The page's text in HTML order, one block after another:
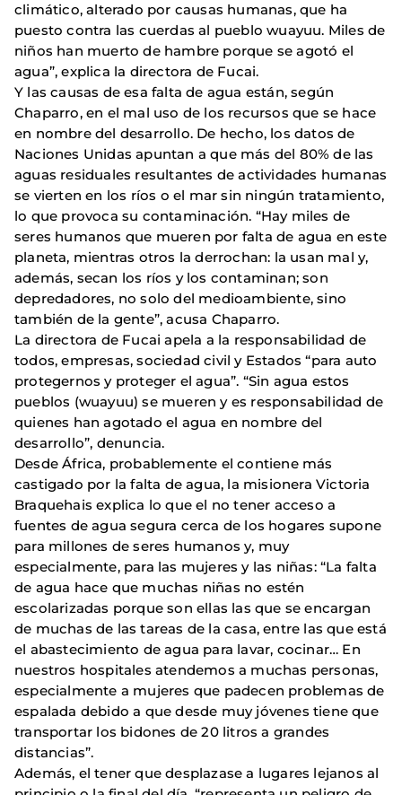
climático, alterado por causas humanas, que ha
puesto contra las cuerdas al pueblo wuayuu. Miles de
niños han muerto de hambre porque se agotó el
agua”, explica la directora de Fucai.
Y las causas de esa falta de agua están, según
Chaparro, en el mal uso de los recursos que se hace
en nombre del desarrollo. De hecho, los datos de
Naciones Unidas apuntan a que más del 80% de las
aguas residuales resultantes de actividades humanas
se vierten en los ríos o el mar sin ningún tratamiento,
lo que provoca su contaminación. “Hay miles de
seres humanos que mueren por falta de agua en este
planeta, mientras otros la derrochan: la usan mal y,
además, secan los ríos y los contaminan; son
depredadores, no solo del medioambiente, sino
también de la gente”, acusa Chaparro.
La directora de Fucai apela a la responsabilidad de
todos, empresas, sociedad civil y Estados “para auto
protegernos y proteger el agua”. “Sin agua estos
pueblos (wuayuu) se mueren y es responsabilidad de
quienes han agotado el agua en nombre del
desarrollo”, denuncia.
Desde África, probablemente el contiene más
castigado por la falta de agua, la misionera Victoria
Braquehais explica lo que el no tener acceso a
fuentes de agua segura cerca de los hogares supone
para millones de seres humanos y, muy
especialmente, para las mujeres y las niñas: “La falta
de agua hace que muchas niñas no estén
escolarizadas porque son ellas las que se encargan
de muchas de las tareas de la casa, entre las que está
el abastecimiento de agua para lavar, cocinar… En
nuestros hospitales atendemos a muchas personas,
especialmente a mujeres que padecen problemas de
espalada debido a que desde muy jóvenes tiene que
transportar los bidones de 20 litros a grandes
distancias”.
Además, el tener que desplazase a lugares lejanos al